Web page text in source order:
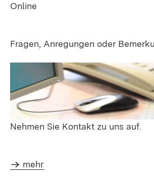
Online
Fragen, Anregungen oder
Nehmen Sie Kontakt zu uns auf.
mehr